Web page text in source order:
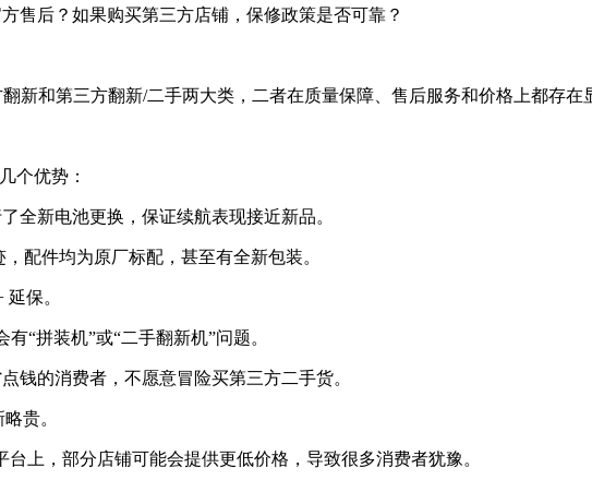
后？如果购买第三方店铺，保修政策是否可靠？
新和第三方翻新/二手两大类，二者在质量保障、售后服务和价格上都存在
个优势：
全新电池更换，保证续航表现接近新品。
配件均为原厂标配，甚至有全新包装。
保。
“拼装机”或“二手翻新机”问题。
钱的消费者，不愿意冒险买第三方二手货。
贵。
上，部分店铺可能会提供更低价格，导致很多消费者犹豫。